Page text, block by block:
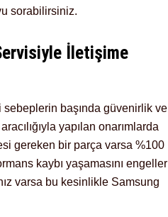
sorabilirsiniz.
İletişime
başında güvenirlik ve
yapılan onarımlarda
gereken bir parça varsa %100
kaybı yaşamasını engeller
varsa bu kesinlikle Samsung